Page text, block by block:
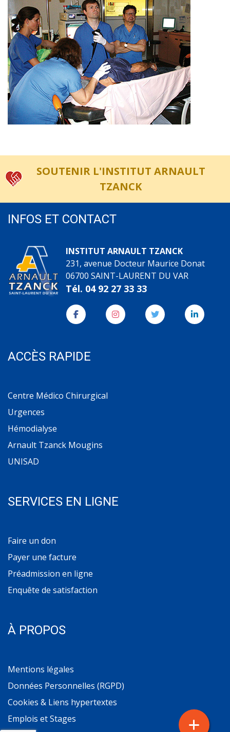
SOUTENIR L'INSTITUT ARNAULT
TZANCK
INFOS ET CONTACT
INSTITUT ARNAULT TZANCK
231, avenue Docteur Maurice Donat
06700 SAINT-LAURENT DU VAR
Tél. 04 92 27 33 33
ACCÈS RAPIDE
Centre Médico Chirurgical
Urgences
Hémodialyse
Arnault Tzanck Mougins
UNISAD
SERVICES EN LIGNE
Faire un don
Payer une facture
Préadmission en ligne
Enquête de satisfaction
À PROPOS
Mentions légales
Données Personnelles (RGPD)
Cookies & Liens hypertextes
Emplois et Stages